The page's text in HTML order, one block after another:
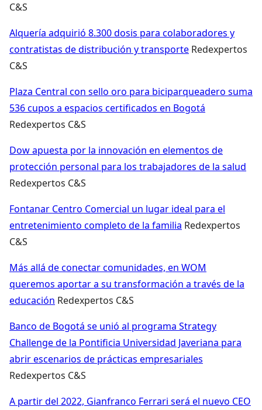
C&S
Alquería adquirió 8.300 dosis para colaboradores y
contratistas de distribución y transporte Redexpertos
C&S
Plaza Central con sello oro para biciparqueadero suma
536 cupos a espacios certificados en Bogotá
Redexpertos C&S
Dow apuesta por la innovación en elementos de
protección personal para los trabajadores de la salud
Redexpertos C&S
Fontanar Centro Comercial un lugar ideal para el
entretenimiento completo de la familia Redexpertos
C&S
Más allá de conectar comunidades, en WOM
queremos aportar a su transformación a través de la
educación Redexpertos C&S
Banco de Bogotá se unió al programa Strategy
Challenge de la Pontificia Universidad Javeriana para
abrir escenarios de prácticas empresariales
Redexpertos C&S
A partir del 2022, Gianfranco Ferrari será el nuevo CEO